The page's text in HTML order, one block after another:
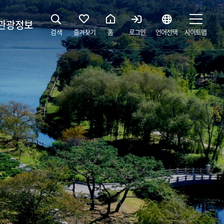
광정보
해설사 예약하기
간
검색 즐겨찾기 홈 로그인 언어선택 사이트맵